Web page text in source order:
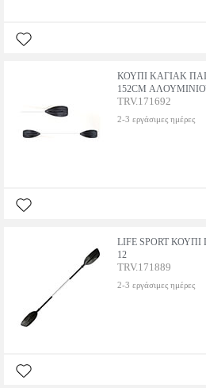
ΚΟΥΠΙ ΚΑΓΙΑΚ
152CM
TRV.171692
2-3 εργάσιμες ημέρες
LIFE SPORT ΚΟΥΠΙ
12
TRV.171889
2-3 εργάσιμες ημέρες